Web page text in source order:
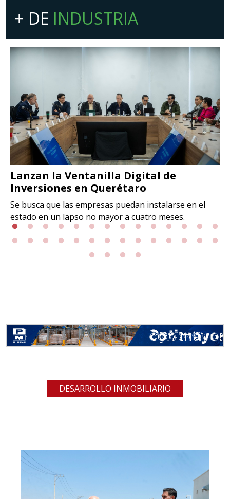
+ DE INDUSTRIA
Lanzan la Ventanilla Digital de
Inversiones en Querétaro
Se busca que las empresas puedan instalarse en el
estado en un lapso no mayor a cuatro meses.
DESARROLLO INMOBILIARIO